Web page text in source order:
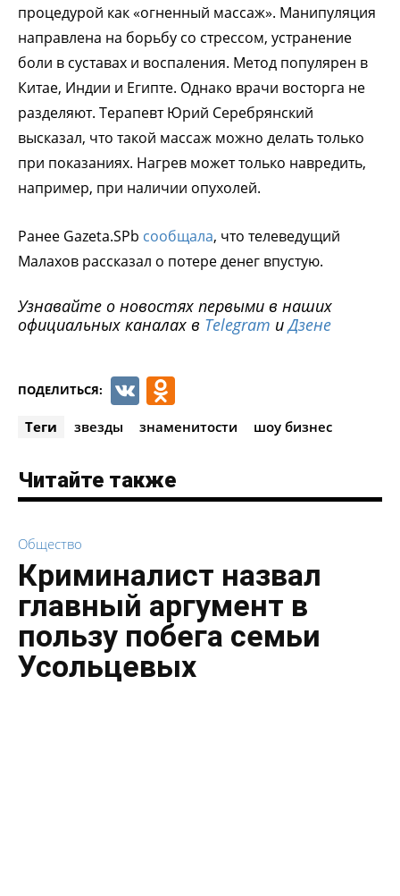
процедурой как «огненный массаж». Манипуляция
направлена на борьбу со стрессом, устранение
боли в суставах и воспаления. Метод популярен в
Китае, Индии и Египте. Однако врачи восторга не
разделяют. Терапевт Юрий Серебрянский
высказал, что такой массаж можно делать только
при показаниях. Нагрев может только навредить,
например, при наличии опухолей.
Ранее Gazeta.SPb сообщала, что телеведущий
Малахов рассказал о потере денег впустую.
Узнавайте о новостях первыми в наших
официальных каналах в Telegram иДзене
ПОДЕЛИТЬСЯ: VK
Теги звезды знаменитости шоу бизнес
Читайте также
Общество
Криминалист назвал
главный аргумент в
пользу побега семьи
Усольцевых